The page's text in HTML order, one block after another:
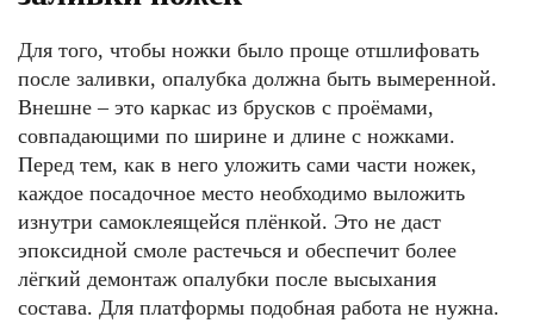
Для того, чтобы ножки было проще отшлифовать
после заливки, опалубка должна быть вымеренной.
Внешне – это каркас из брусков с проёмами,
совпадающими по ширине и длине с ножками.
Перед тем, как в него уложить сами части ножек,
каждое посадочное место необходимо выложить
изнутри самоклеящейся плёнкой. Это не даст
эпоксидной смоле растечься и обеспечит более
лёгкий демонтаж опалубки после высыхания
состава. Для платформы подобная работа не нужна.